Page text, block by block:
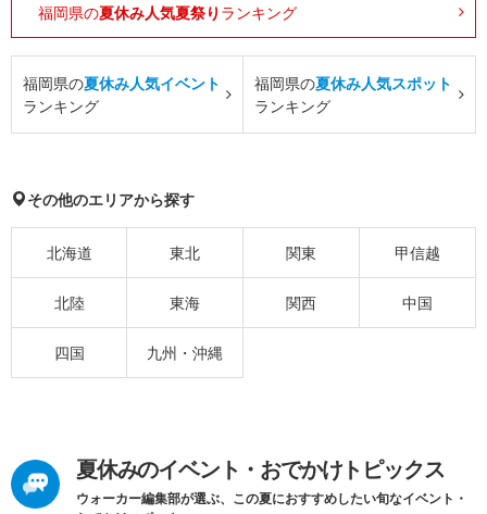
福岡県の夏休み人気夏祭り ランキング
福岡県の夏休み人気イベント
ランキング
福岡県の夏休み人気スポット
ランキング
その他のエリアから探す
北海道 東北 関東 甲信越
北陸 東海 関西 中国
四国 九州・沖縄
夏休みのイベント・おでかけトピックス
ウォーカー編集部が選ぶ、この夏におすすめしたい旬なイベント・